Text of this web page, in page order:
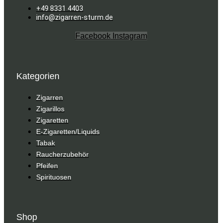
+49 8331 4403
info@zigarren-sturm.de
Facebook Instagram
Kategorien
Zigarren
Zigarillos
Zigaretten
E-Zigaretten/Liquids
Tabak
Raucherzubehör
Pfeifen
Spirituosen
Shop